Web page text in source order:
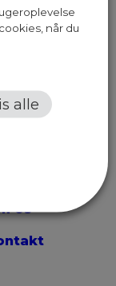
os
når du
alle